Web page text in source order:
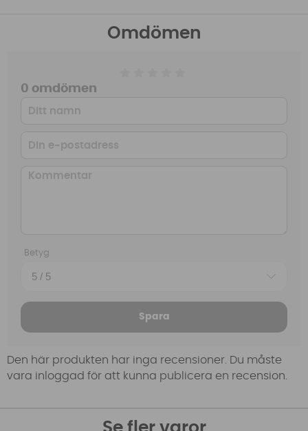
Omdömen
0 omdömen
Betyg
Spara
Den här produkten har inga recensioner. Du måste
vara inloggad för att kunna publicera en recension.